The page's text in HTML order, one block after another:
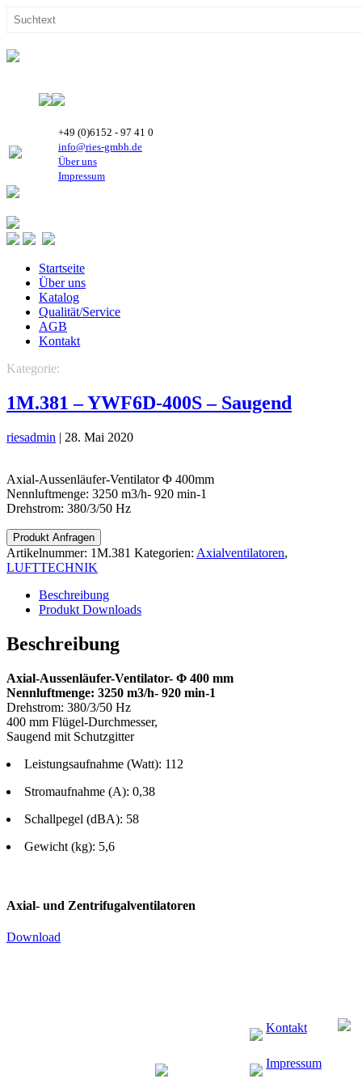
+49 (0)6152 - 97 41 0
info@ries-gmbh.de
Über uns
Impressum
Startseite
Über uns
Katalog
Qualität/Service
AGB
Kontakt
Kategorie:
1M.381 – YWF6D-400S – Saugend
riesadmin | 28. Mai 2020
Axial-Aussenläufer-Ventilator Φ 400mm
Nennluftmenge: 3250 m3/h- 920 min-1
Drehstrom: 380/3/50 Hz
Produkt Anfragen
Artikelnummer: 1M.381 Kategorien: Axialventilatoren,
LUFTTECHNIK
Beschreibung
Produkt Downloads
Beschreibung
Axial-Aussenläufer-Ventilator- Φ 400 mm
Nennluftmenge: 3250 m3/h- 920 min-1
Drehstrom: 380/3/50 Hz
400 mm Flügel-Durchmesser,
Saugend mit Schutzgitter
Leistungsaufnahme (Watt): 112
Stromaufnahme (A): 0,38
Schallpegel (dBA): 58
Gewicht (kg): 5,6
Axial- und Zentrifugalventilatoren
Download
Kontakt
Impressum